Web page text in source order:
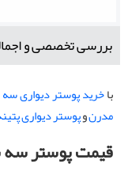
بررسی تخصصی و
باخرید پوستر دیواری
مدرنوپوستر دیواری
قیمت پوستر